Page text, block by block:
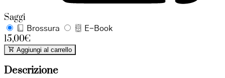
Saggi
Brossura E-Book
15,00€
Aggiungi al carrello
Descrizione